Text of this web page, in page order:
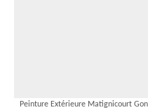
Peinture Extérieure Matignicourt